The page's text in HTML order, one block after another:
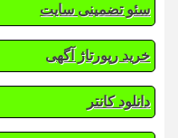
سئو تضمینی سایت
خرید رپورتاژ آگهی
دانلود کانتر